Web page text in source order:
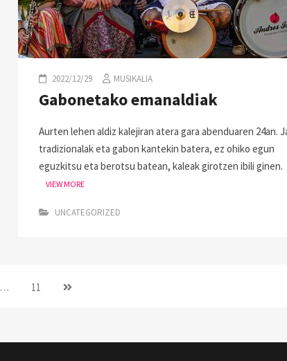
2022/12/29 MUSIKALIA
Gabonetako emanaldiak
Aurten lehen aldiz kalejiran atera gara abenduaren 24an.
tradizionalak eta gabon kantekin batera, ez ohiko egun
eguzkitsu eta berotsu batean, kaleak girotzen ibili ginen.
VIEW MORE
UNCATEGORIZED
… 11